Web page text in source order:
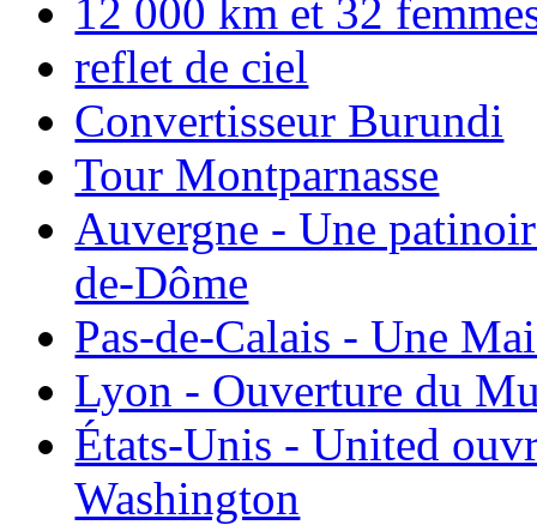
12 000 km et 32
reflet de ciel
Convertisseur Burundi
Tour Montparnasse
Auvergne - Une
de-Dôme
Pas-de-Calais - Une
Lyon - Ouverture du
États-Unis - United
Washington